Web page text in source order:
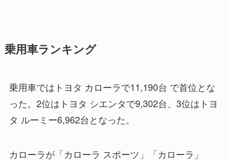
乗用車ランキング
乗用車ではトヨタ カローラで11,190台 で首位とな
った。2位はトヨタ シエンタで9,302台、3位はトヨ
タ ルーミー6,962台となった。
カローラが「カローラ スポーツ」「カローラ」